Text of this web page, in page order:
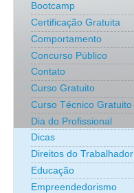
Bootcamp
Certificação Gratuita
Comportamento
Concurso Público
Contato
Curso Gratuito
Curso Técnico Gratuito
Dia do Profissional
Dicas
Direitos do Trabalhador
Educação
Empreendedorismo